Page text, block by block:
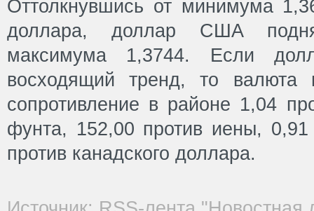
Оттолкнувшись от минимума
доллара, доллар США
максимума 1,3744. Если
восходящий тренд, то валюта
сопротивление в районе 1,04
фунта, 152,00 против иены,
против канадского доллара.